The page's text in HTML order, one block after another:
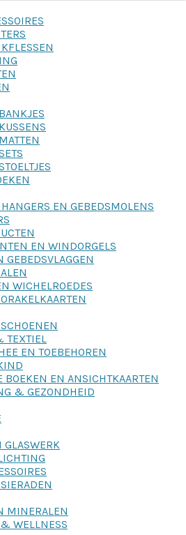
EN GEBEDSMOLENS
EN WINDORGELS
GEBEDSVLAGGEN
WICHELROEDES
TEXTIEL
EN TOEBEHOREN
BOEKEN EN ANSICHTKAARTEN
& GEZONDHEID
GLASWERK
MINERALEN
WELLNESS